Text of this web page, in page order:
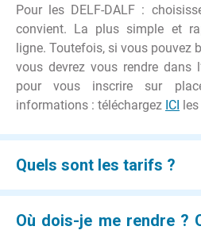
Pour les DELF-DALF :
convient. La plus simple et
ligne. Toutefois, si vous pouvez
vous devrez vous rendre dans
pour vous inscrire sur
informations : téléchargez ICI
Quels sont les tarifs ?
Où dois-je me rendre ?